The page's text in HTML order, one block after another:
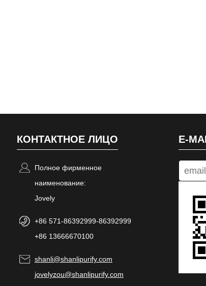
КОНТАКТНОЕ ЛИЦО
Полное фирменное
наименование:
Jovely
+86 571-86392999-86392999
+86 13666670100
shanli@shanlipurify.com
jovelyzou@shanlipurify.com
E-